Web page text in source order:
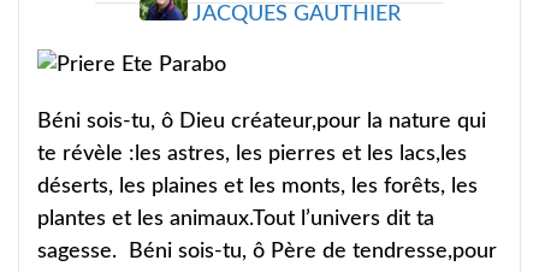
JACQUES GAUTHIER
Béni sois-tu, ô Dieu créateur,pour la nature qui
te révèle :les astres, les pierres et les lacs,les
déserts, les plaines et les monts, les forêts, les
plantes et les animaux.Tout l’univers dit ta
sagesse. Béni sois-tu, ô Père de tendresse,pour